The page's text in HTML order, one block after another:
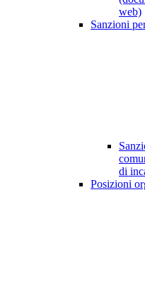
web)
Sanzioni
di
Posizioni